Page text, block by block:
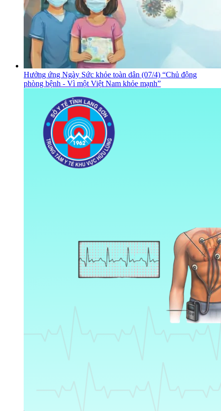
Hưởng ứng Ngày Sức khỏe toàn dân (07/4) “Chủ động
phòng bệnh - Vì một Việt Nam khỏe mạnh”